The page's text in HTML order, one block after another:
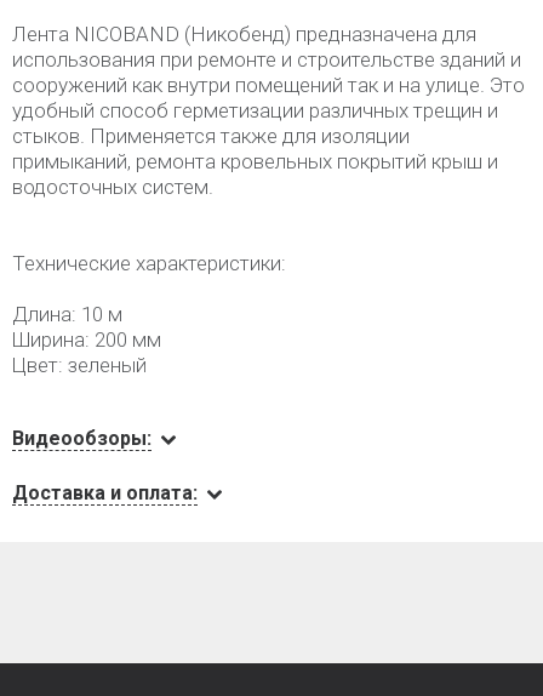
Лента NICOBAND (Никобенд) предназначена для
использования при ремонте и строительстве зданий и
сооружений как внутри помещений так и на улице. Это
удобный способ герметизации различных трещин и
стыков. Применяется также для изоляции
примыканий, ремонта кровельных покрытий крыш и
водосточных систем.
Технические характеристики:
Длина: 10 м
Ширина: 200 мм
Цвет: зеленый
Видеообзоры:
Доставка и оплата: